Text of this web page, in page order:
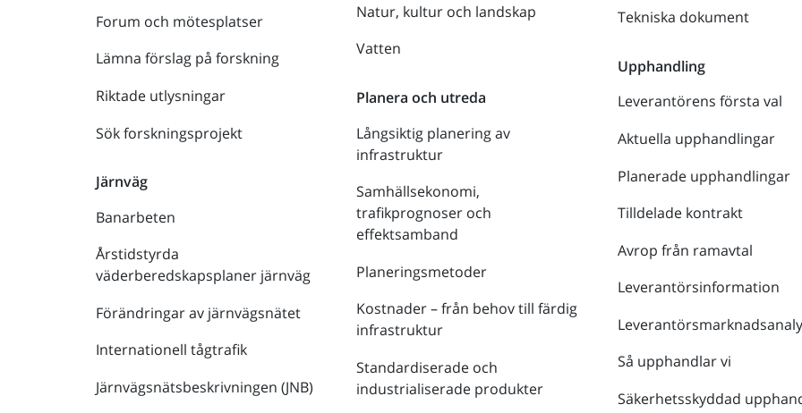
Forum och mötesplatser
Lämna förslag på forskning
Riktade utlysningar
Sök forskningsprojekt
Järnväg
Banarbeten
Årstidstyrda
väderberedskapsplaner järnväg
Förändringar av järnvägsnätet
Internationell tågtrafik
Järnvägsnätsbeskrivningen (JNB)
Natur, kultur och landskap
Vatten
Planera och utreda
Långsiktig planering av
infrastruktur
Samhällsekonomi,
trafikprognoser och
effektsamband
Planeringsmetoder
Kostnader – från behov till färdig
infrastruktur
Standardiserade och
industrialiserade produkter
Tekniska dokument
Upphandling
Leverantörens första val
Aktuella upphandlingar
Planerade upphandlingar
Tilldelade kontrakt
Avrop från ramavtal
Leverantörsinformation
Så upphandlar vi
Säkerhetsskyddad